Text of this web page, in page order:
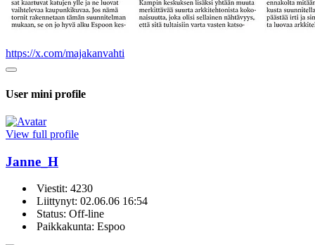
https://x.com/majakanvahti
User mini profile
View full profile
Janne_H
Viestit: 4230
Liittynyt: 02.06.06 16:54
Status: Off-line
Paikkakunta: Espoo